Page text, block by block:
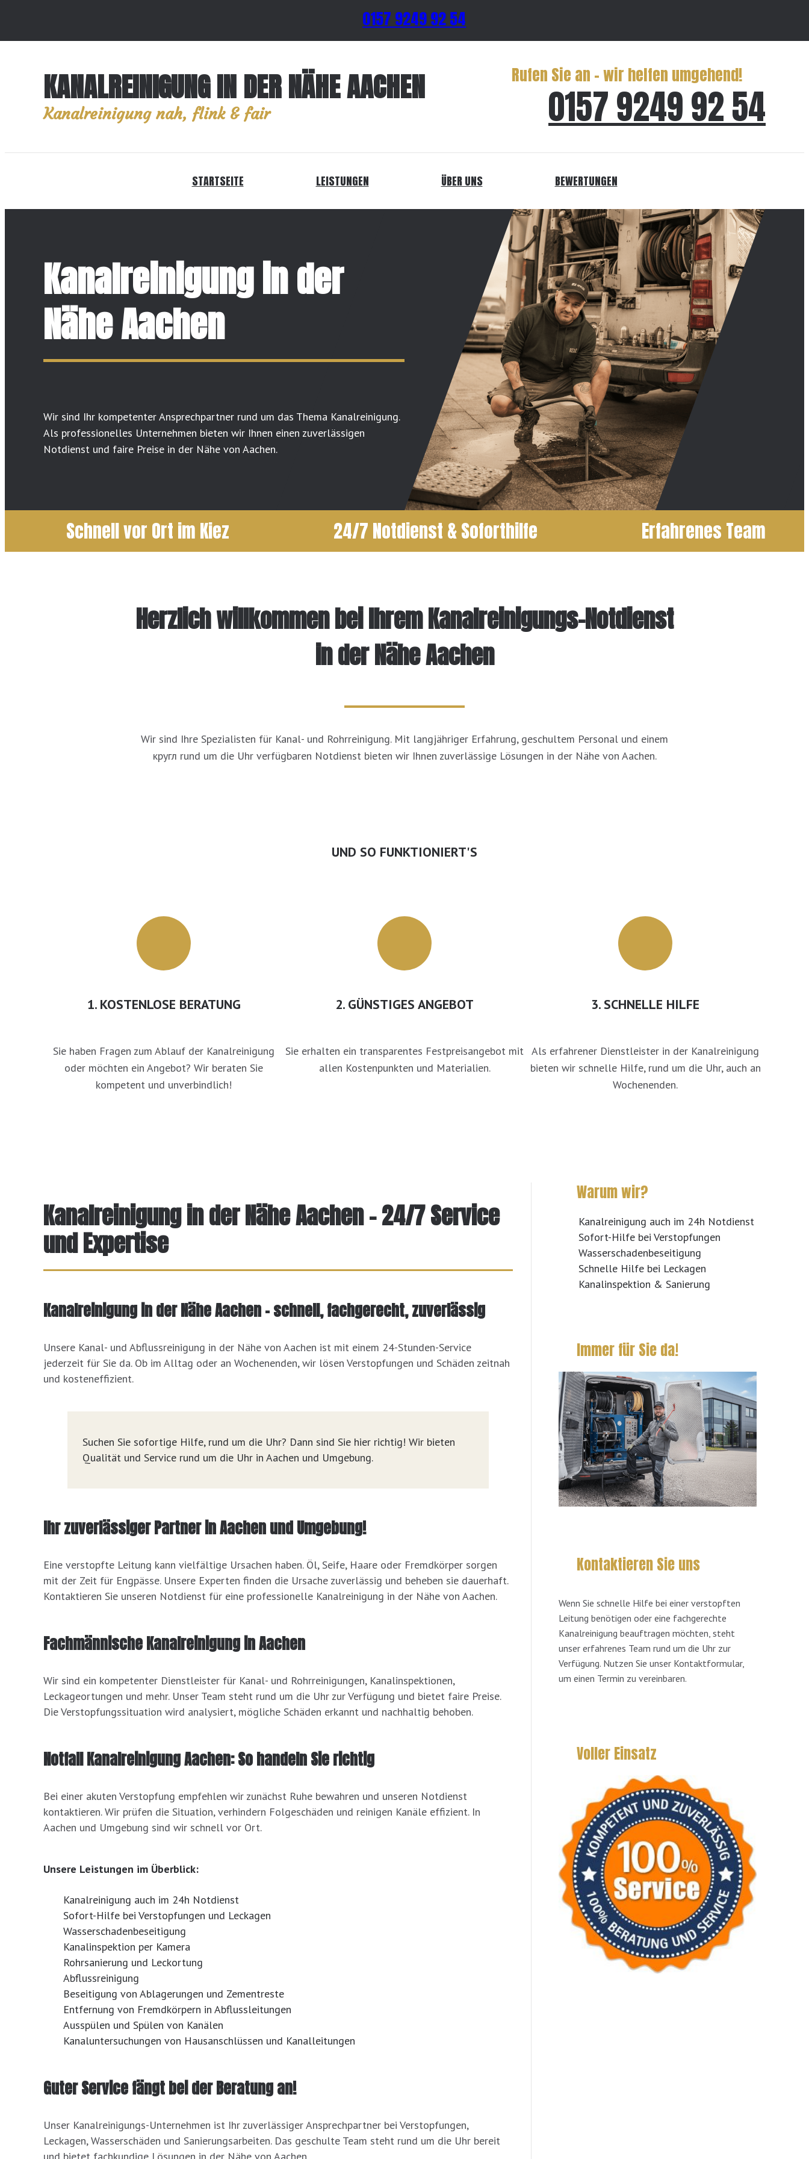
0157 9249 92 54
KANALREINIGUNG IN DER NÄHE AACHEN
Kanalreinigung nah, flink & fair
Rufen Sie an – wir helfen umgehend!
0157 9249 92 54
STARTSEITE LEISTUNGEN ÜBER UNS BEWERTUNGEN
Kanalreinigung in der
Nähe Aachen
Wir sind Ihr kompetenter Ansprechpartner rund um das Thema Kanalreinigung.
Als professionelles Unternehmen bieten wir Ihnen einen zuverlässigen
Notdienst und faire Preise in der Nähe von Aachen.
Schnell vor Ort im Kiez 24/7 Notdienst & Soforthilfe Erfahrenes Team
Herzlich willkommen bei Ihrem Kanalreinigungs-Notdienst
in der Nähe Aachen
Wir sind Ihre Spezialisten für Kanal- und Rohrreinigung. Mit langjähriger Erfahrung, geschultem Personal und einem
кругл rund um die Uhr verfügbaren Notdienst bieten wir Ihnen zuverlässige Lösungen in der Nähe von Aachen.
UND SO FUNKTIONIERT'S
1. KOSTENLOSE BERATUNG
Sie haben Fragen zum Ablauf der Kanalreinigung
oder möchten ein Angebot? Wir beraten Sie
kompetent und unverbindlich!
2. GÜNSTIGES ANGEBOT
Sie erhalten ein transparentes Festpreisangebot mit
allen Kostenpunkten und Materialien.
3. SCHNELLE HILFE
Als erfahrener Dienstleister in der Kanalreinigung
bieten wir schnelle Hilfe, rund um die Uhr, auch an
Wochenenden.
Kanalreinigung in der Nähe Aachen – 24/7 Service
und Expertise
Kanalreinigung in der Nähe Aachen – schnell, fachgerecht, zuverlässig
Unsere Kanal- und Abflussreinigung in der Nähe von Aachen ist mit einem 24-Stunden-Service
jederzeit für Sie da. Ob im Alltag oder an Wochenenden, wir lösen Verstopfungen und Schäden zeitnah
und kosteneffizient.
Suchen Sie sofortige Hilfe, rund um die Uhr? Dann sind Sie hier richtig! Wir bieten
Qualität und Service rund um die Uhr in Aachen und Umgebung.
Ihr zuverlässiger Partner in Aachen und Umgebung!
Eine verstopfte Leitung kann vielfältige Ursachen haben. Öl, Seife, Haare oder Fremdkörper sorgen
mit der Zeit für Engpässe. Unsere Experten finden die Ursache zuverlässig und beheben sie dauerhaft.
Kontaktieren Sie unseren Notdienst für eine professionelle Kanalreinigung in der Nähe von Aachen.
Fachmännische Kanalreinigung in Aachen
Wir sind ein kompetenter Dienstleister für Kanal- und Rohrreinigungen, Kanalinspektionen,
Leckageortungen und mehr. Unser Team steht rund um die Uhr zur Verfügung und bietet faire Preise.
Die Verstopfungssituation wird analysiert, mögliche Schäden erkannt und nachhaltig behoben.
Notfall Kanalreinigung Aachen: So handeln Sie richtig
Bei einer akuten Verstopfung empfehlen wir zunächst Ruhe bewahren und unseren Notdienst
kontaktieren. Wir prüfen die Situation, verhindern Folgeschäden und reinigen Kanäle effizient. In
Aachen und Umgebung sind wir schnell vor Ort.
Unsere Leistungen im Überblick:
Kanalreinigung auch im 24h Notdienst
Sofort-Hilfe bei Verstopfungen und Leckagen
Wasserschadenbeseitigung
Kanalinspektion per Kamera
Rohrsanierung und Leckortung
Abflussreinigung
Beseitigung von Ablagerungen und Zementreste
Entfernung von Fremdkörpern in Abflussleitungen
Ausspülen und Spülen von Kanälen
Kanaluntersuchungen von Hausanschlüssen und Kanalleitungen
Guter Service fängt bei der Beratung an!
Unser Kanalreinigungs-Unternehmen ist Ihr zuverlässiger Ansprechpartner bei Verstopfungen,
Leckagen, Wasserschäden und Sanierungsarbeiten. Das geschulte Team steht rund um die Uhr bereit
und bietet fachkundige Lösungen in der Nähe von Aachen.
Warum wir?
Kanalreinigung auch im 24h Notdienst
Sofort-Hilfe bei Verstopfungen
Wasserschadenbeseitigung
Schnelle Hilfe bei Leckagen
Kanalinspektion & Sanierung
Immer für Sie da!
Kontaktieren Sie uns
Wenn Sie schnelle Hilfe bei einer verstopften
Leitung benötigen oder eine fachgerechte
Kanalreinigung beauftragen möchten, steht
unser erfahrenes Team rund um die Uhr zur
Verfügung. Nutzen Sie unser Kontaktformular,
um einen Termin zu vereinbaren.
Voller Einsatz